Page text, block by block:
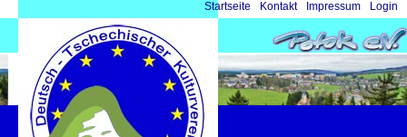
Navigation
überspringen
Login
Impressum
Kontakt
Startseite